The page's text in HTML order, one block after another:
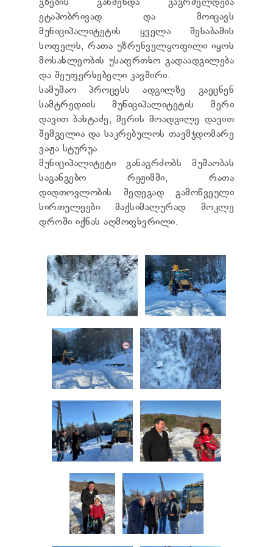
TENDERS
REPORT TO BE SUBMITTED TO PRESIDENT AND
PARLIAMENT
REQUEST OF PUBLIC INFORMATION
PERSONAL DATA PROTECTION OFFICER
LEGAL DECISIONS
APPEAL RULES
გზების გაწმენდა გაგრძელდება
ეტაპობრივად და მოიცავს
მუნიციპალიტეტის ყველა შესაბამის
სოფელს, რათა უზრუნველყოფილი იყოს
მოსახლეობის უსაფრთხო გადაადგილება
და შეუფერხებელი კავშირი.
სამუშაო პროცესს ადგილზე გაეცნენ
სამტრედიის მუნიციპალიტეტის მერი
დავით ბახტაძე, მერის მოადგილე დავით
შემგელია და საკრებულოს თავმჯდომარე
ვაჟა სტურუა.
მუნიციპალიტეტი განაგრძობს მუშაობას
საგანგებო რეჟიმში, რათა
დიდთოვლობის შედეგად გამოწვეული
სირთულეები მაქსიმალურად მოკლე
დროში იქნას აღმოფხვრილი.